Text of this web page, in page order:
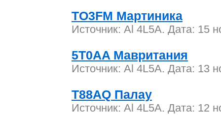
TO3FM Мартиника
Источник: Al 4L5A. Дата: 15
5T0AA Мавритания
Источник: Al 4L5A. Дата: 13
T88AQ Палау
Источник: Al 4L5A. Дата: 12